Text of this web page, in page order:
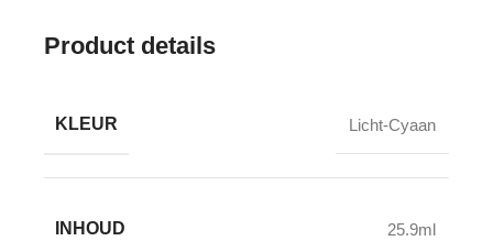
Product details
KLEUR Licht-Cyaan
INHOUD 25.9ml